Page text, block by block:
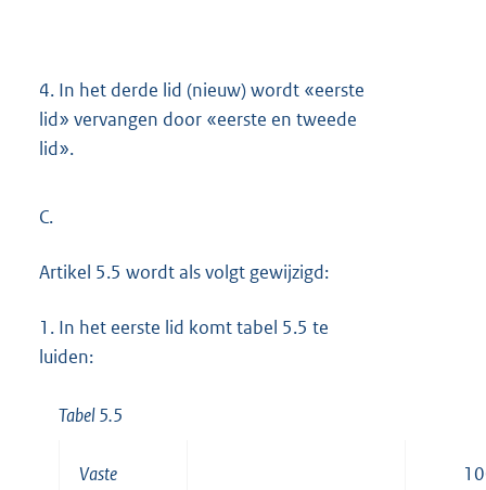
4. In het derde lid (nieuw) wordt «eerste
lid» vervangen door «eerste en tweede
lid».
C.
Artikel 5.5 wordt als volgt gewijzigd:
1. In het eerste lid komt tabel 5.5 te
luiden:
Tabel 5.5
Vaste